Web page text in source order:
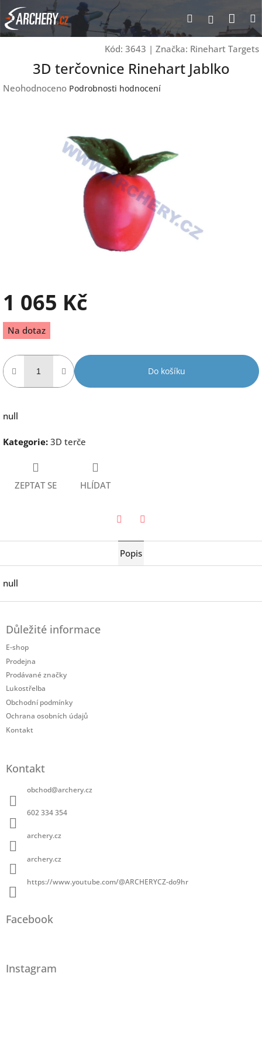
Přejít
na
obsah
Hledat
Kód: 3643 | Značka: Rinehart Targets
3D terčovnice Rinehart Jablko
Průměrné
Neohodnoceno Podrobnosti hodnocení
1 065 Kč
Měrná
cena:
Na dotaz
Do košíku
null
Kategorie: 3D terče
ZEPTAT SE HLÍDAT
Popis
null
Důležité informace
E-shop
Prodejna
Prodávané značky
Lukostřelba
Obchodní podmínky
Ochrana osobních údajů
Kontakt
Kontakt
obchod@archery.cz
602 334 354
archery.cz
archery.cz
https://www.youtube.com/@ARCHERYCZ-do9hr
Facebook
Instagram